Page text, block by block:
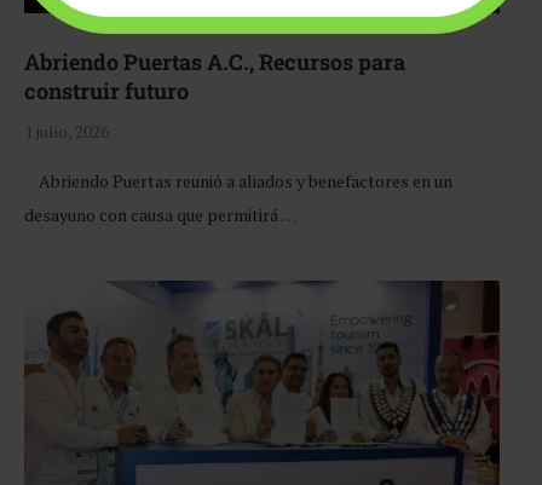
Abriendo Puertas A.C., Recursos para
construir futuro
1 julio, 2026
Abriendo Puertas reunió a aliados y benefactores en un
desayuno con causa que permitirá …